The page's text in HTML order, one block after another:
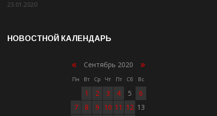
23.01.2020
НОВОСТНОЙ КАЛЕНДАРЬ
« Сентябрь 2020 »
Пн Вт Ср Чт Пт Сб Вс
1 2 3 4 5
6
7
8 9 10 11 12 13